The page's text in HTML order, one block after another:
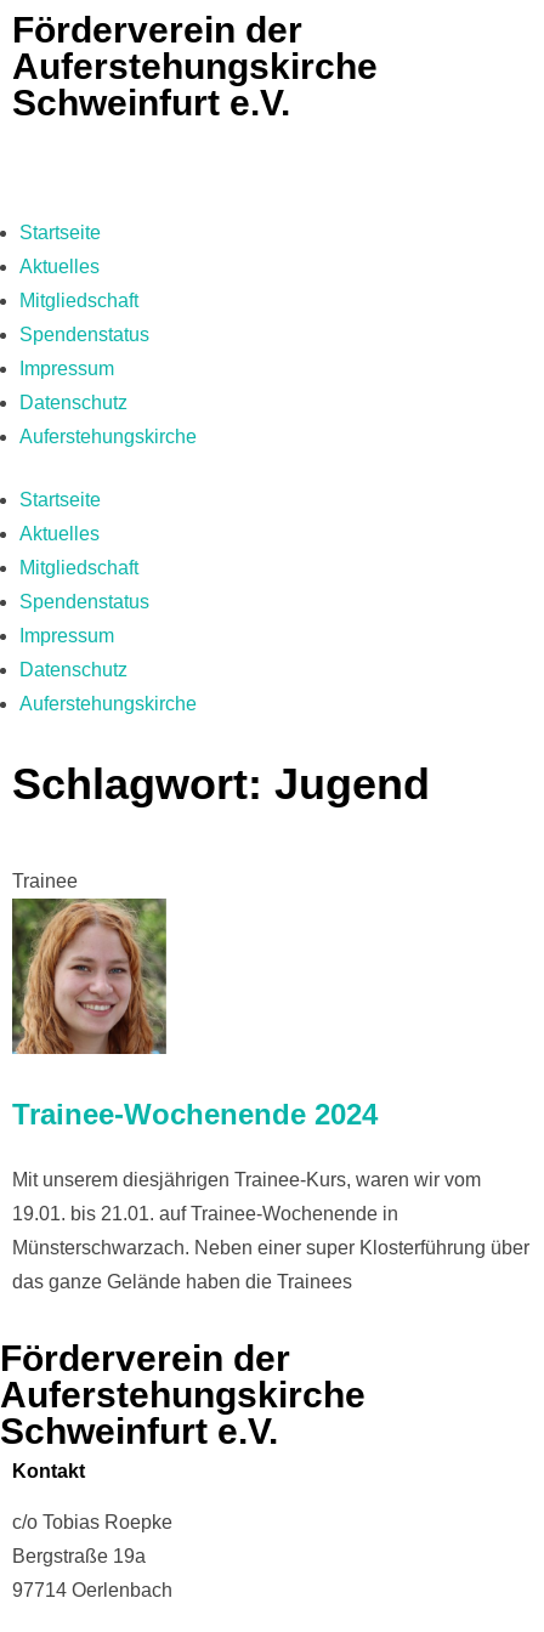
Förderverein der
Auferstehungskirche
Schweinfurt e.V.
Startseite
Aktuelles
Mitgliedschaft
Spendenstatus
Impressum
Datenschutz
Auferstehungskirche
Startseite
Aktuelles
Mitgliedschaft
Spendenstatus
Impressum
Datenschutz
Auferstehungskirche
Schlagwort: Jugend
Trainee
Trainee-Wochenende 2024
Mit unserem diesjährigen Trainee-Kurs, waren wir vom
19.01. bis 21.01. auf Trainee-Wochenende in
Münsterschwarzach. Neben einer super Klosterführung über
das ganze Gelände haben die Trainees
Förderverein der
Auferstehungskirche
Schweinfurt e.V.
Kontakt
c/o Tobias Roepke
Bergstraße 19a
97714 Oerlenbach